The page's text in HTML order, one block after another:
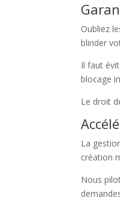
Oubliez
blinder
Il faut
blocage
Le droit
La
création
Nous